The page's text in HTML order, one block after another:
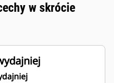
w skrócie